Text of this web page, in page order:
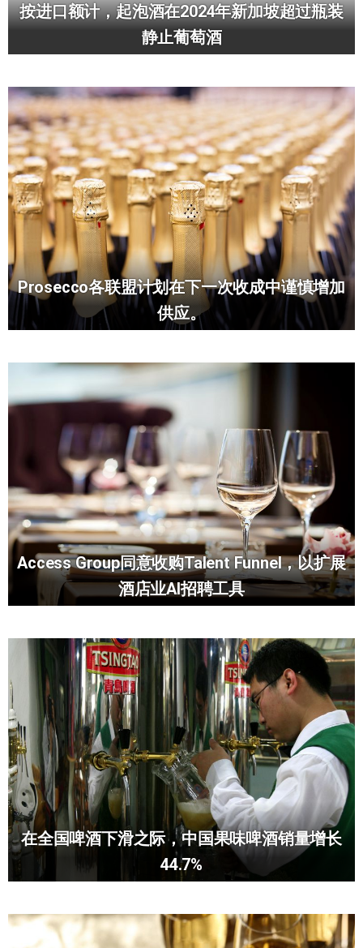
按进口额计，起泡酒在2024年新加坡超过瓶装
静止葡萄酒
Prosecco各联盟计划在下一次收成中谨慎增加
供应。
Access Group同意收购Talent Funnel，以扩展
酒店业AI招聘工具
在全国啤酒下滑之际，中国果味啤酒销量增长
44.7%